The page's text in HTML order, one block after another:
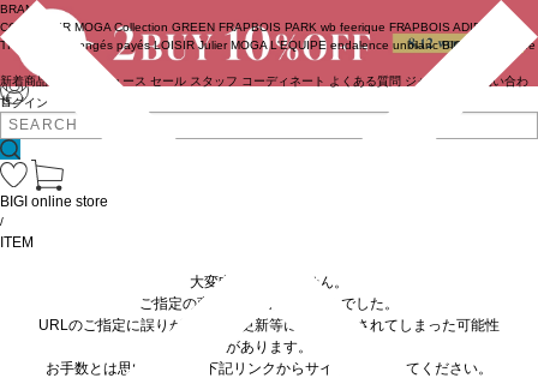
ログイン
BRAND
COUTURIER MOGA Collection GREEN FRAPBOIS PARK wb feerique FRAPBOIS ADIEU
TRISTESSE
congés payés LOISIR Julier MOGA L'EQUIPE endalence unbilanc BIGI online store
新着商品 ニュース セール スタッフ コーディネート よくある質問 ジャーナル
お問い合わ
せ
BIGI online store
/
ITEM
大変申し訳ありません。
ご指定の商品が見つかりませんでした。
URLのご指定に誤りがあるか、更新等に伴い削除されてしまった可能性
があります。
お手数とは思いますが、下記リンクからサイトへ移動してください。